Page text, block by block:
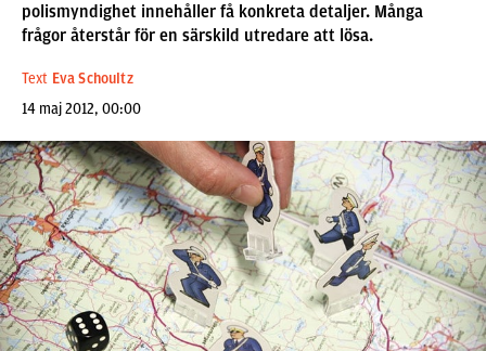
polismyndighet innehåller få konkreta detaljer. Många
frågor återstår för en särskild utredare att lösa.
Text Eva Schoultz
14 maj 2012, 00:00